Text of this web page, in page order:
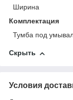
Ширина
Комплектация
Тумба под
Скрыть
Условия